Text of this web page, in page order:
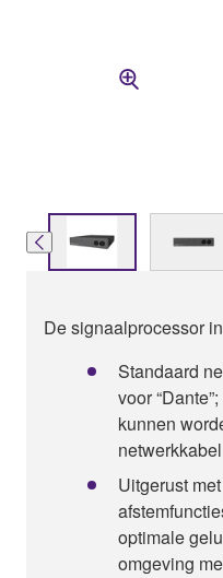
De signaalprocessor
Standaard
voor
kunnen
netwerkkabel
Uitgerust
optimale
omgeving